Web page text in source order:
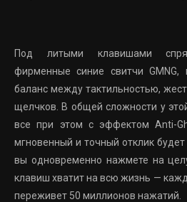
Под литыми клавишами
фирменные синие свитчи
баланс между тактильностью,
щелчков. В общей сложности у
все при этом с эффектом Anti-
мгновенный и точный отклик
вы одновременно нажмете на
клавиш хватит на всю жизнь —
переживет 50 миллионов нажатий.